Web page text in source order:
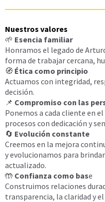
Nuestros valores
🌱 Esencia familiar
Honramos el legado de
forma de trabajar cercana,
🧭 Ética como principio
Actuamos con integridad,
decisión.
📌 Compromiso con las
Ponemos a cada cliente en
procesos con dedicación y
🔄 Evolución constante
Creemos en la mejora
y evolucionamos para
actualizado.
🤲 Confianza como base
Construimos relaciones
transparencia, la claridad y